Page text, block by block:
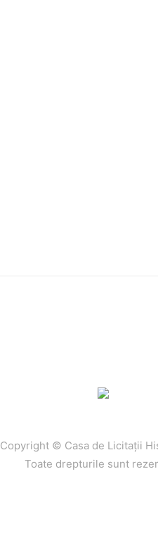
Copyright © Casa de Licitaţii
Toate drepturile sunt